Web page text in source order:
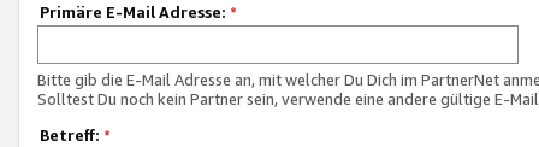
Primäre E-Mail Adresse: *
Bitte gib die E-Mail Adresse an, mit welcher Du Dich im PartnerNet
Solltest Du noch kein Partner sein, verwende eine andere gültige E-
Betreff: *